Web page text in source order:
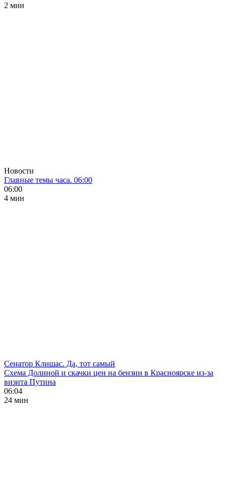
2 мин
Новости
Главные темы часа. 06:00
06:00
4 мин
Сенатор Клишас. Да, тот самый
Схема Долиной и скачки цен на бензин в Красноярске из-за
визита Путина
06:04
24 мин